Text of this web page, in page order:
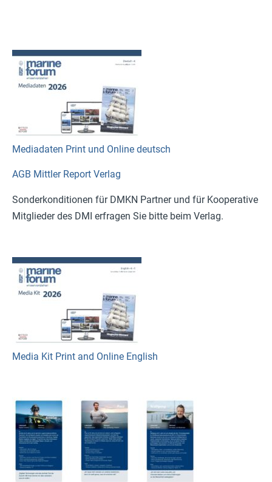
Mediadaten Print und Online deutsch
AGB Mittler Report Verlag
Sonderkonditionen für DMKN Partner und für Kooperative
Mitglieder des DMI erfragen Sie bitte beim Verlag.
Media Kit Print and Online English